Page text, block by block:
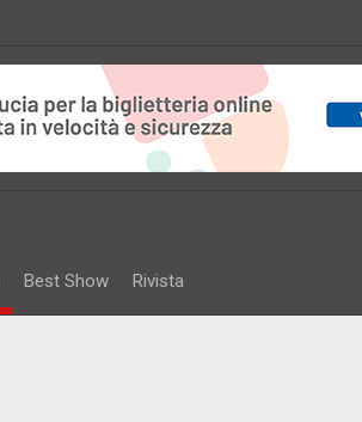
Best Show Rivista